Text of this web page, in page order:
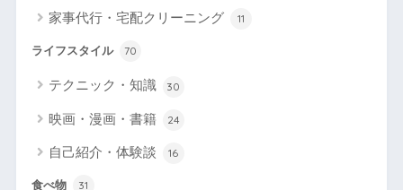
家事代行・宅配クリーニング 11
ライフスタイル 70
テクニック・知識 30
映画・漫画・書籍 24
自己紹介・体験談 16
食べ物 31